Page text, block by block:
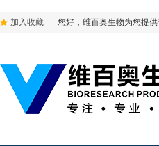
加入收藏 您好，维百奥生物为您提